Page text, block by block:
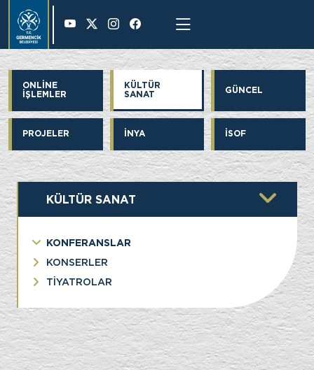
31 °
ONLİNE
İŞLEMLER
KÜLTÜR
SANAT
GÜNCEL
PROJELER İNYA İSOF
KÜLTÜR SANAT
KONFERANSLAR
KONSERLER
TİYATROLAR